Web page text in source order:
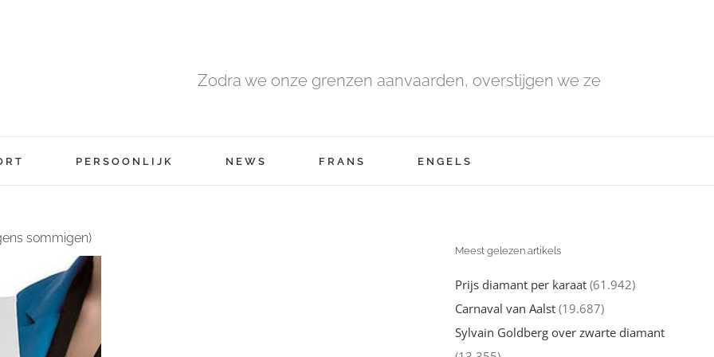
Zodra we onze grenzen aanvaarden, overstijgen we ze
PERSOONLIJK NEWS FRANS ENGELS
sommigen)
Meest gelezen artikels
Prijs diamant per karaat (61.942)
Carnaval van Aalst (19.687)
Sylvain Goldberg over zwarte diamant